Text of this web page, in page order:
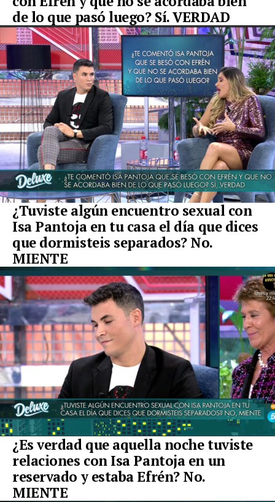
de lo que pasó luego? Sí. VERDAD
¿Tuviste algún encuentro sexual con
Isa Pantoja en tu casa el día que dices
que dormisteis separados? No.
MIENTE
¿Es verdad que aquella noche tuviste
relaciones con Isa Pantoja en un
reservado y estaba Efrén? No.
MIENTE